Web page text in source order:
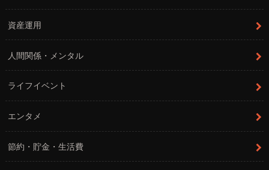
資産運用
人間関係・メンタル
ライフイベント
エンタメ
節約・貯金・生活費